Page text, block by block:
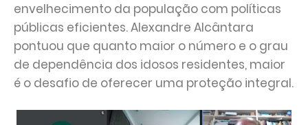
envelhecimento da população com políticas
públicas eficientes. Alexandre Alcântara
pontuou que quanto maior o número e o grau
de dependência dos idosos residentes, maior
é o desafio de oferecer uma proteção integral.